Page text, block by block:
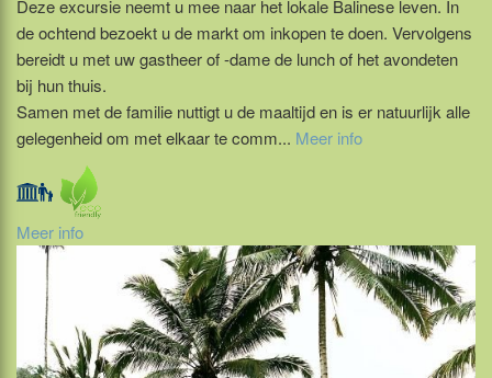
Deze excursie neemt u mee naar het lokale Balinese leven. In
de ochtend bezoekt u de markt om inkopen te doen. Vervolgens
bereidt u met uw gastheer of -dame de lunch of het avondeten
bij hun thuis.
Samen met de familie nuttigt u de maaltijd en is er natuurlijk alle
gelegenheid om met elkaar te comm... Meer info
Meer info